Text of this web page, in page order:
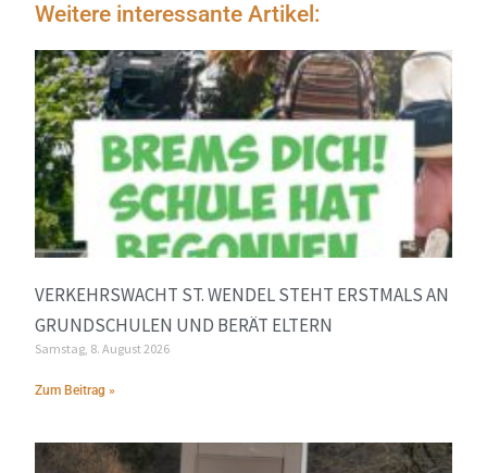
Weitere interessante Artikel:
VERKEHRSWACHT ST. WENDEL STEHT ERSTMALS AN
GRUNDSCHULEN UND BERÄT ELTERN
Samstag, 8. August 2026
Zum Beitrag »